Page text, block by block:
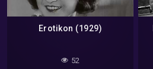
Erotikon (1929)
52